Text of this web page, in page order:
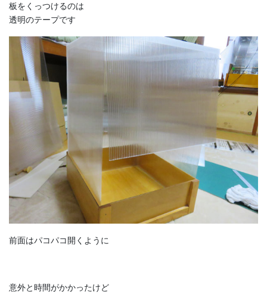
板をくっつけるのは
透明のテープです
前面はパコパコ開くように
意外と時間がかかったけど